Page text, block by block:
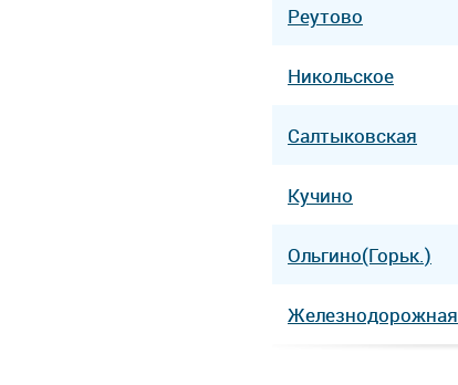
Реутово
Никольское
Салтыковская
Кучино
Ольгино(Горьк.)
Железнодорожная